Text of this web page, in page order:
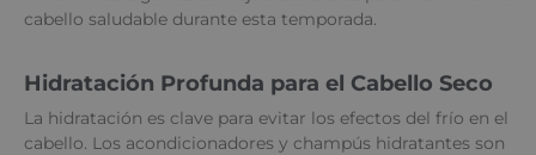
cabello saludable durante esta temporada.
Hidratación Profunda para el Cabello Seco
La hidratación es clave para evitar los efectos del frío en el
cabello. Los acondicionadores y champús hidratantes son